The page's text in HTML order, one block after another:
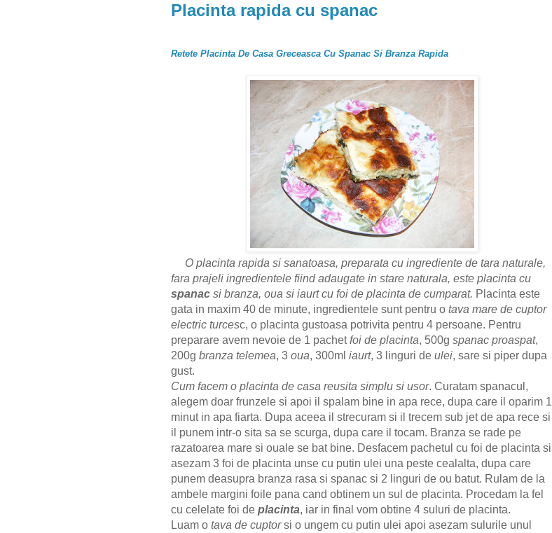
Placinta rapida cu spanac
Retete Placinta De Casa Greceasca Cu Spanac Si Branza Rapida
O placinta rapida si sanatoasa, preparata cu ingrediente de tara naturale,
fara prajeli ingredientele fiind adaugate in stare naturala, este placinta cu
spanac si branza, oua si iaurt cu foi de placinta de cumparat. Placinta este
gata in maxim 40 de minute, ingredientele sunt pentru o tava mare de cuptor
electric turcesc, o placinta gustoasa potrivita pentru 4 persoane. Pentru
preparare avem nevoie de 1 pachetfoi de placinta, 500g spanac proaspat,
200g branza telemea, 3 oua, 300ml iaurt, 3 linguri de ulei, sare si piper dupa
gust.
Cum facem o placinta de casa reusita simplu si usor. Curatam spanacul,
alegem doar frunzele si apoi il spalam bine in apa rece, dupa care il oparim 1
minut in apa fiarta. Dupa aceea il strecuram si il trecem sub jet de apa rece si
il punem intr-o sita sa se scurga, dupa care il tocam. Branza se rade pe
razatoarea mare si ouale se bat bine. Desfacem pachetul cu foi de placinta si
asezam 3 foi de placinta unse cu putin ulei una peste cealalta, dupa care
punem deasupra branza rasa si spanac si 2 linguri de ou batut. Rulam de la
ambele margini foile pana cand obtinem un sul de placinta. Procedam la fel
cu celelate foi de placinta, iar in final vom obtine 4 suluri de placinta.
Luam o tava de cuptorsi o ungem cu putin ulei apoi asezam sulurile unul